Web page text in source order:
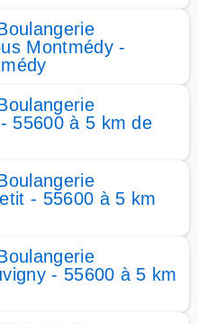
Montmédy -
55600 à 5 km de
- 55600 à 5 km
- 55600 à 5 km